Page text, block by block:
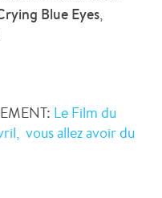
Blue Eyes,
Le Film du
vous allez avoir du